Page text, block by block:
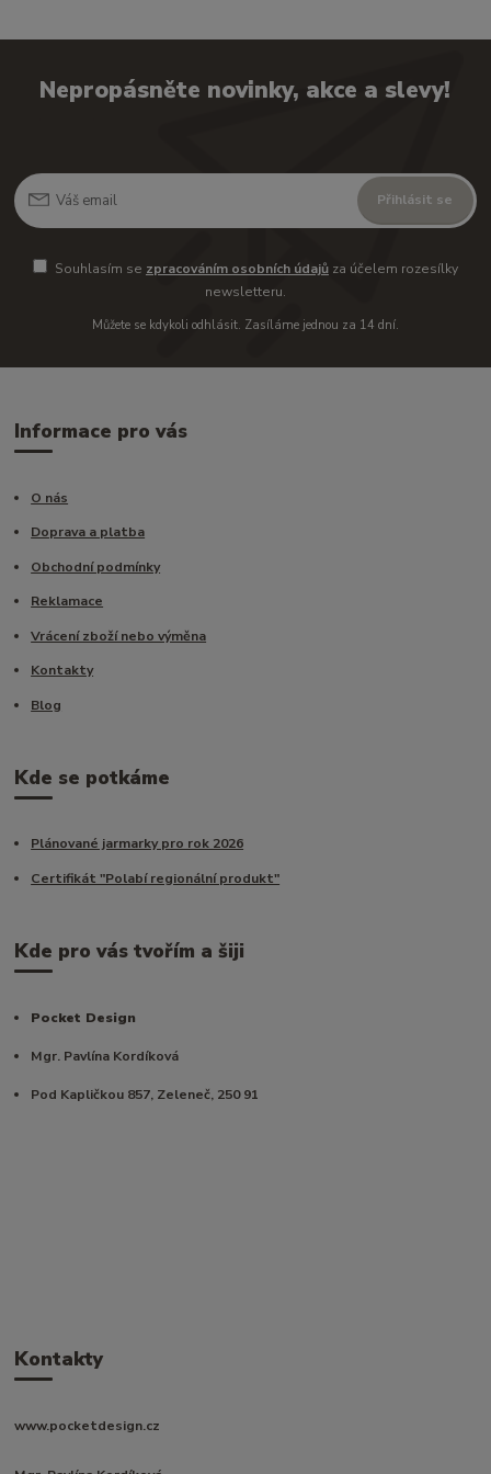
Nepropásněte novinky, akce a slevy!
Přihlásit se
Souhlasím se zpracováním osobních údajůza účelem rozesílky
newsletteru.
Můžete se kdykoli odhlásit. Zasíláme jednou za 14 dní.
Informace pro vás
O nás
Doprava a platba
Obchodní podmínky
Reklamace
Vrácení zboží nebo výměna
Kontakty
Blog
Kde se potkáme
Plánované jarmarky pro rok 2026
Certifikát "Polabí regionální produkt"
Kde pro vás tvořím a šiji
Pocket Design
Mgr. Pavlína Kordíková
Pod Kapličkou 857, Zeleneč, 250 91
Kontakty
www.pocketdesign.cz